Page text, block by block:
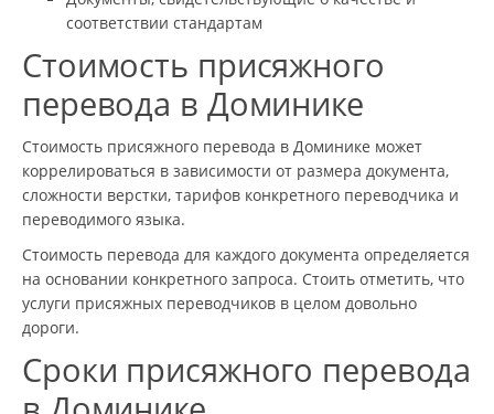
соответствии стандартам
Стоимость присяжного
перевода в Доминике
Стоимость присяжного перевода в Доминике может
коррелироваться в зависимости от размера документа,
сложности верстки, тарифов конкретного переводчика и
переводимого языка.
Стоимость перевода для каждого документа определяется
на основании конкретного запроса. Стоить отметить, что
услуги присяжных переводчиков в целом довольно
дороги.
Сроки присяжного перевода